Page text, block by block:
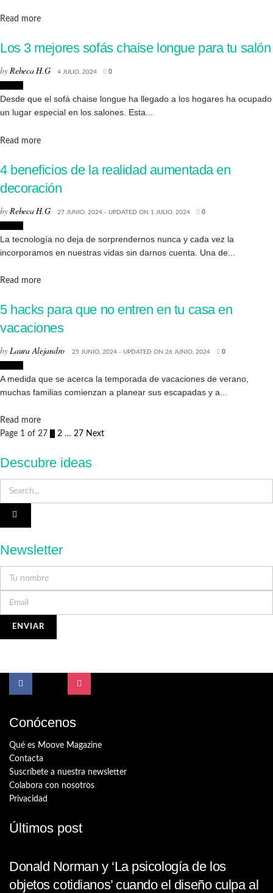
Read moreDetails
Los 3 mejores sofás chaise longue para tu salón
byRebeca H.G 4 JULIO, 2024 0
Desde que el sofá chaise longue ha llegado a los hogares ha ocupado
un lugar especial en los salones. Esta...
Read moreDetails
4 beneficios de la realidad aumentada en
decoración
by Rebeca H.G 27 JUNIO, 2024 - UPDATED ON 1 JULIO, 2024 0
La tecnología no deja de sorprendernos nunca y cada vez la
incorporamos en nuestras vidas sin darnos cuenta. Una de...
Read moreDetails
5 hacks para que no entren en tu casa en
vacaciones
byLaura Alejandro 25 JUNIO, 2024 - UPDATED ON 26 JUNIO, 2024 0
A medida que se acerca la temporada de vacaciones de verano,
muchas familias comienzan a planear sus escapadas y a...
Read moreDetails
Page 1 of 27 1 2 … 27 Next
Descubre ideas
Newsletter
Conócenos
Qué es Moove Magazine
Contacta
Suscríbete a nuestra newsletter
Colabora con nosotros
Privacidad
Últimos post
Donald Norman y ‘La psicología de los
objetos cotidianos’ cuando el diseño culpa al